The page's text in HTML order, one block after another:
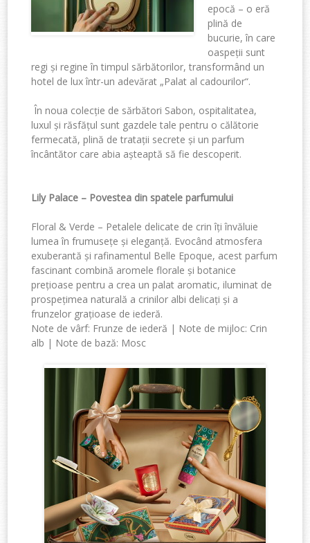
epocă – o eră
plină de
bucurie, în care
oaspeții sunt
regi și regine în timpul sărbătorilor, transformând un
hotel de lux într-un adevărat „Palat al cadourilor“.
În noua colecție de sărbători Sabon, ospitalitatea,
luxul și răsfățul sunt gazdele tale pentru o călătorie
fermecată, plină de tratații secrete și un parfum
încântător care abia așteaptă să fie descoperit.
Lily Palace – Povestea din spatele parfumului
Floral &Verde – Petalele delicate de crin îți învăluie
lumea în frumusețe și eleganță. Evocând atmosfera
exuberantă și rafinamentul Belle Epoque, acest parfum
fascinant combină aromele florale și botanice
prețioase pentru a crea un palat aromatic, iluminat de
prospețimea naturală a crinilor albi delicați și a
frunzelor grațioase de iederă.
Note de vârf: Frunze de iederă | Note de mijloc: Crin
alb | Note de bază: Mosc